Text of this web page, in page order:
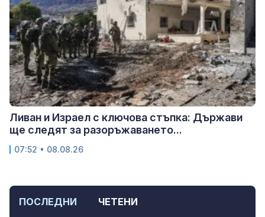
ПОСЛЕДНИ ЧЕТЕНИ
Ливан и Израел с ключова стъпка: Държави
ще следят за разоръжаването...
07:52 • 08.08.26